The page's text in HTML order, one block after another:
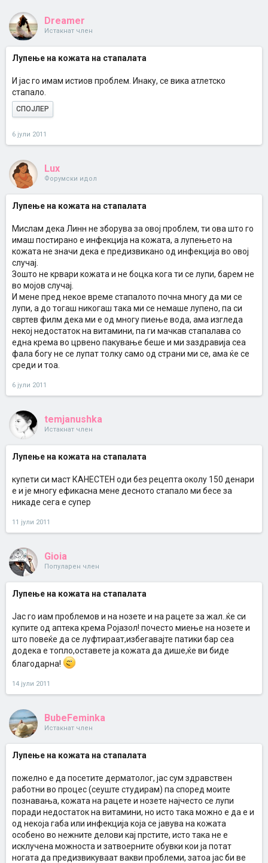
Dreamer
Истакнат член
Лупење на кожата на стапалата
И јас го имам истиов проблем. Инаку, се вика атлетско
стапало.
СПОЈЛЕР
6 јули 2011
Lux
Форумски идол
Лупење на кожата на стапалата
Мислам дека Линн не зборува за овој проблем, ти ова што го
имаш постирано е инфекција на кожата, а лупењето на
кожата не значи дека е предизвикано од инфекција во овој
случај.
Зошто не крвари кожата и не боцка кога ти се лупи, барем не
во мојов случај.
И мене пред некое време стапалото почна многу да ми се
лупи, а до тогаш никогаш така ми се немаше лупено, па си
свртев филм дека ми е од многу пиење вода, ама изгледа
некој недостаток на витамини, па ги мачкав стапалава со
една крема во црвено пакување беше и ми заздравија сеа
фала богу не се лупат толку само од страни ми се, ама ќе се
среди и тоа.
6 јули 2011
temjanushka
Истакнат член
Лупење на кожата на стапалата
купети си маст КАНЕСТЕН оди без рецепта околу 150 денари
е и је многу ефикасна мене десното стапало ми бесе за
никаде сега е супер
11 јули 2011
Gioia
Популарен член
Лупење на кожата на стапалата
Jaс го иам проблемов и на нозете и на рацете за жал..ќе си
купите од аптека крема Ројазол! почесто миење на нозете и
што повеќе да се луфтираат,избегавајте патики бар сеа
додека е топло,оставете ја кожата да дише,ќе ви биде
благодарна!
14 јули 2011
BubeFeminka
Истакнат член
Лупење на кожата на стапалата
пожелно е да посетите дерматолог, јас сум здравствен
работни во процес (сеуште студирам) па според моите
познавања, кожата на рацете и нозете најчесто се лупи
поради недостаток на витамини, но исто така можно е да е и
од некоја габа или инфекција која се јавува на кожата
особено во нежните делови кај прстите, исто така не е
исклучена можноста и затвоерните обувки кои ја потат
ногата да предизвикуваат вакви проблеми, затоа јас би ве